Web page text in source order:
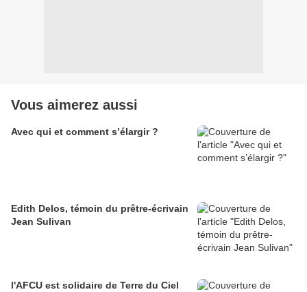
Vous aimerez aussi
Avec qui et comment s’élargir ?
Edith Delos, témoin du prêtre-écrivain
Jean Sulivan
l'AFCU est solidaire de Terre du Ciel